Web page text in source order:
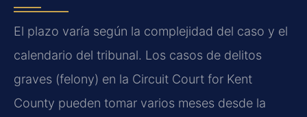
El plazo varía según la complejidad del caso y el
calendario del tribunal. Los casos de delitos
graves (felony) en la Circuit Court for Kent
County pueden tomar varios meses desde la